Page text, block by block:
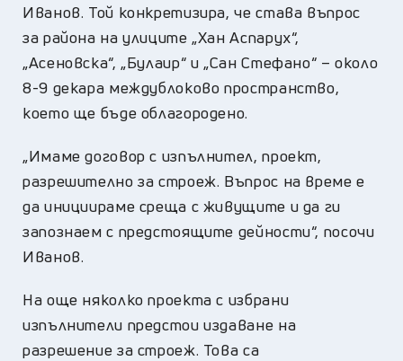
Иванов. Той конкретизира, че става въпрос
за района на улиците „Хан Аспарух“,
„Асеновска“, „Булаир“ и „Сан Стефано“ – около
8-9 декара междублоково пространство,
което ще бъде облагородено.
„Имаме договор с изпълнител, проект,
разрешително за строеж. Въпрос на време е
да инициираме среща с живущите и да ги
запознаем с предстоящите дейности“, посочи
Иванов.
На още няколко проекта с избрани
изпълнители предстои издаване на
разрешение за строеж. Това са